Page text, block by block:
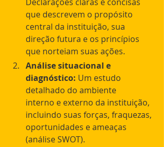
que descrevem o propósito
central da instituição, sua
direção futura e os princípios
que norteiam suas ações.
Análise situacional e
diagnóstico: Um estudo
detalhado do ambiente
interno e externo da instituição,
incluindo suas forças, fraquezas,
oportunidades e ameaças
(análise SWOT).